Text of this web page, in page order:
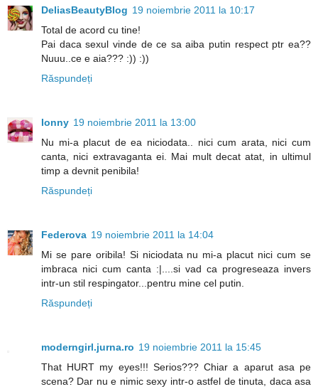
DeliasBeautyBlog 19 noiembrie 2011 la 10:17
Total de acord cu tine!
Pai daca sexul vinde de ce sa aiba putin respect ptr ea??
Nuuu..ce e aia??? :)) :))
Răspundeți
Ionny 19 noiembrie 2011 la 13:00
Nu mi-a placut de ea niciodata.. nici cum arata, nici cum
canta, nici extravaganta ei. Mai mult decat atat, in ultimul
timp a devnit penibila!
Răspundeți
Federova 19 noiembrie 2011 la 14:04
Mi se pare oribila! Si niciodata nu mi-a placut nici cum se
imbraca nici cum canta :|....si vad ca progreseaza invers
intr-un stil respingator...pentru mine cel putin.
Răspundeți
moderngirl.jurna.ro 19 noiembrie 2011 la 15:45
That HURT my eyes!!! Serios??? Chiar a aparut asa pe
scena? Dar nu e nimic sexy intr-o astfel de tinuta, daca asa